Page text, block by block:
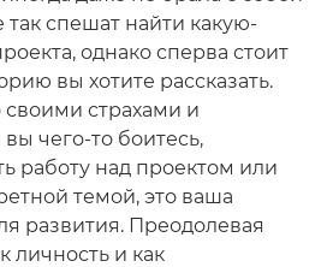
так спешат найти какую-
однако сперва стоит
вы хотите рассказать.
своими страхами и
чего-то боитесь,
работу над проектом или
темой, это ваша
развития. Преодолевая
личность и как